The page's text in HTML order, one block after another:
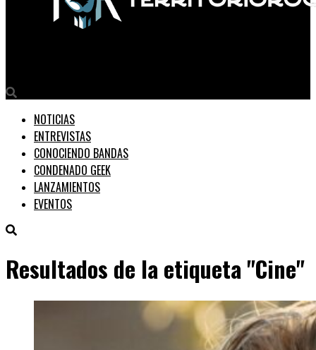
NOTICIAS
ENTREVISTAS
CONOCIENDO BANDAS
CONDENADO GEEK
LANZAMIENTOS
EVENTOS
Resultados de la etiqueta "Cine"